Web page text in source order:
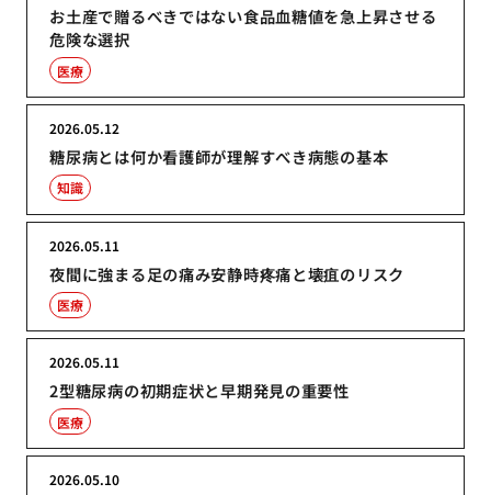
お土産で贈るべきではない食品血糖値を急上昇させる
危険な選択
医療
糖尿病とは何か看護師が理解すべき病態の基本
2026.05.12
知識
夜間に強まる足の痛み安静時疼痛と壊疽のリスク
2026.05.11
医療
2型糖尿病の初期症状と早期発見の重要性
2026.05.11
医療
2026.05.10